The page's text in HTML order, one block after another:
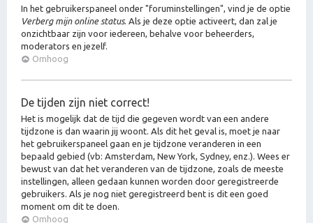
In het gebruikerspaneel onder "foruminstellingen", vind je de optie
Verberg mijn online status. Als je deze optie activeert, dan zal je
onzichtbaar zijn voor iedereen, behalve voor beheerders,
moderators en jezelf.
Omhoog
De tijden zijn niet correct!
Het is mogelijk dat de tijd die gegeven wordt van een andere
tijdzone is dan waarin jij woont. Als dit het geval is, moet je naar
het gebruikerspaneel gaan en je tijdzone veranderen in een
bepaald gebied (vb: Amsterdam, New York, Sydney, enz.). Wees er
bewust van dat het veranderen van de tijdzone, zoals de meeste
instellingen, alleen gedaan kunnen worden door geregistreerde
gebruikers. Als je nog niet geregistreerd bent is dit een goed
moment om dit te doen.
Omhoog